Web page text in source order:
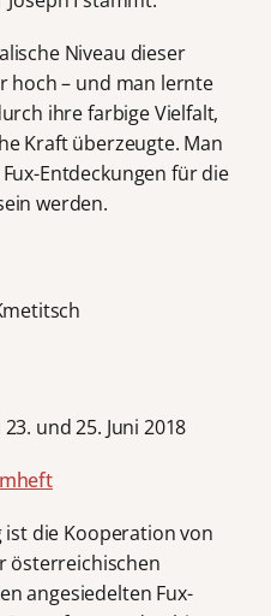
Niveau dieser
hoch – und man lernte
ihre farbige Vielfalt,
Kraft überzeugte. Man
Entdeckungen für die
werden.
und 25. Juni 2018
ist die Kooperation von
österreichischen
angesiedelten Fux-